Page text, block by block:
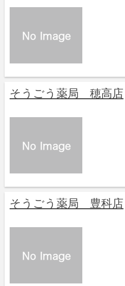
そうごう薬局 穂高店
そうごう薬局 豊科店